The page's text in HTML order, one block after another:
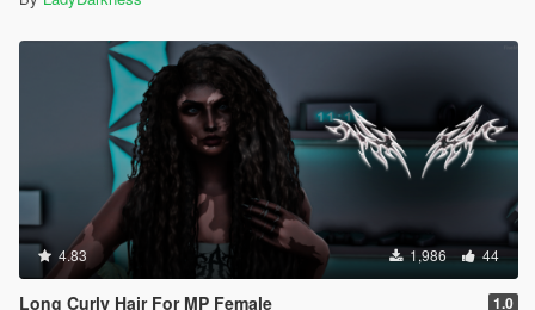
4.83 1,986 44
Long Curly Hair For MP Female 1.0